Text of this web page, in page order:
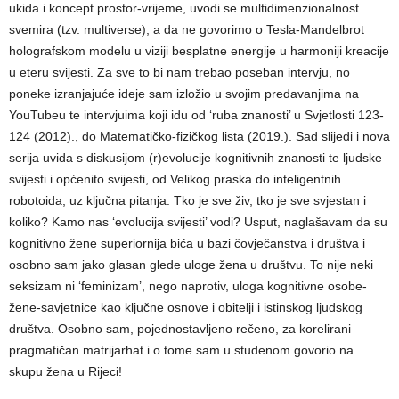
ukida i koncept prostor-vrijeme, uvodi se multidimenzionalnost
svemira (tzv. multiverse), a da ne govorimo o Tesla-Mandelbrot
holografskom modelu u viziji besplatne energije u harmoniji kreacije
u eteru svijesti. Za sve to bi nam trebao poseban intervju, no
poneke izranjajuće ideje sam izložio u svojim predavanjima na
YouTubeu te intervjuima koji idu od ‘ruba znanosti’ u Svjetlosti 123-
124 (2012)., do Matematičko-fizičkog lista (2019.). Sad slijedi i nova
serija uvida s diskusijom (r)evolucije kognitivnih znanosti te ljudske
svijesti i općenito svijesti, od Velikog praska do inteligentnih
robotoida, uz ključna pitanja: Tko je sve živ, tko je sve svjestan i
koliko? Kamo nas ‘evolucija svijesti’ vodi? Usput, naglašavam da su
kognitivno žene superiornija bića u bazi čovječanstva i društva i
osobno sam jako glasan glede uloge žena u društvu. To nije neki
seksizam ni ‘feminizam’, nego naprotiv, uloga kognitivne osobe-
žene-savjetnice kao ključne osnove i obitelji i istinskog ljudskog
društva. Osobno sam, pojednostavljeno rečeno, za korelirani
pragmatičan matrijarhat i o tome sam u studenom govorio na
skupu žena u Rijeci!